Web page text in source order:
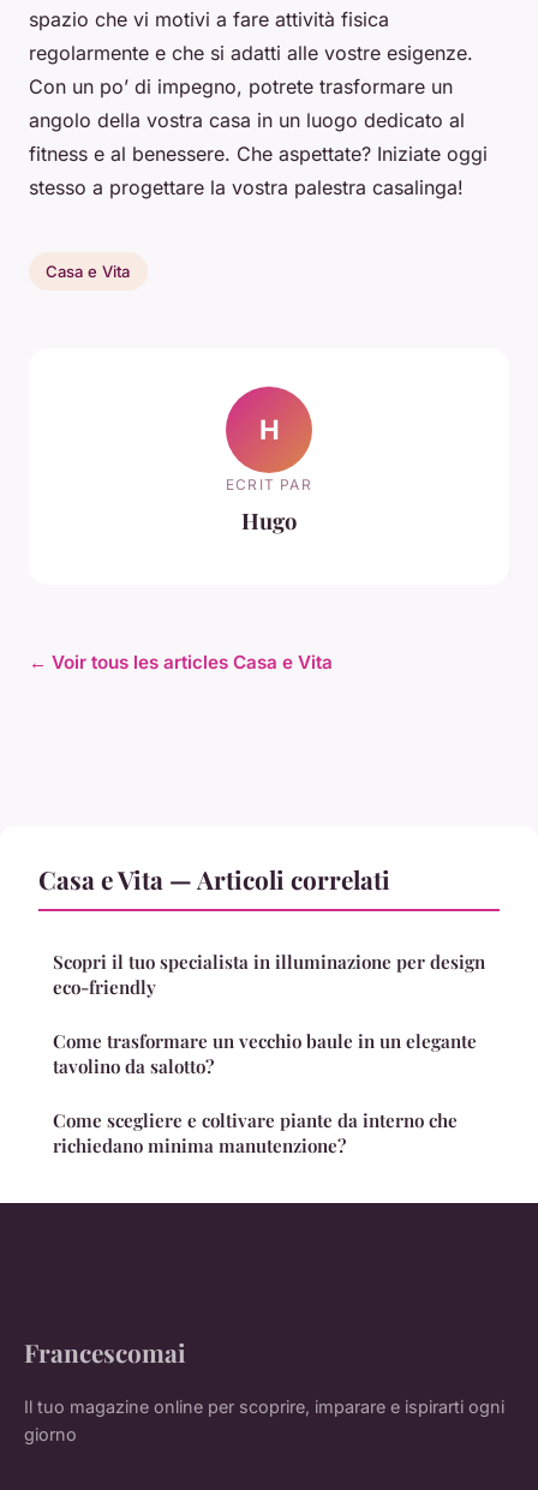
spazio che vi motivi a fare attività fisica
regolarmente e che si adatti alle vostre esigenze.
Con un po’ di impegno, potrete trasformare un
angolo della vostra casa in un luogo dedicato al
fitness e al benessere. Che aspettate? Iniziate oggi
stesso a progettare la vostra palestra casalinga!
Casa e Vita
H
ECRIT PAR
Hugo
← Voir tous les articles Casa e Vita
Casa e Vita — Articoli correlati
Scopri il tuo specialista in illuminazione per design
eco-friendly
Come trasformare un vecchio baule in un elegante
tavolino da salotto?
Come scegliere e coltivare piante da interno che
richiedano minima manutenzione?
Francescomai
Il tuo magazine online per scoprire, imparare e ispirarti ogni
giorno